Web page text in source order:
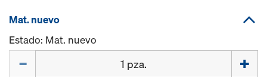
Mat. nuevo
Estado: Mat. nuevo